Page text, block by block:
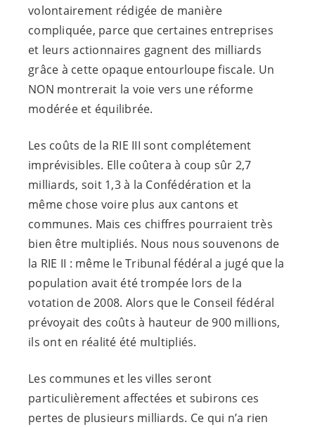
volontairement rédigée de manière
compliquée, parce que certaines entreprises
et leurs actionnaires gagnent des milliards
grâce à cette opaque entourloupe fiscale. Un
NON montrerait la voie vers une réforme
modérée et équilibrée.
Les coûts de la RIE III sont complétement
imprévisibles. Elle coûtera à coup sûr 2,7
milliards, soit 1,3 à la Confédération et la
même chose voire plus aux cantons et
communes. Mais ces chiffres pourraient très
bien être multipliés. Nous nous souvenons de
la RIE II : même le Tribunal fédéral a jugé que la
population avait été trompée lors de la
votation de 2008. Alors que le Conseil fédéral
prévoyait des coûts à hauteur de 900 millions,
ils ont en réalité été multipliés.
Les communes et les villes seront
particulièrement affectées et subirons ces
pertes de plusieurs milliards. Ce qui n’a rien